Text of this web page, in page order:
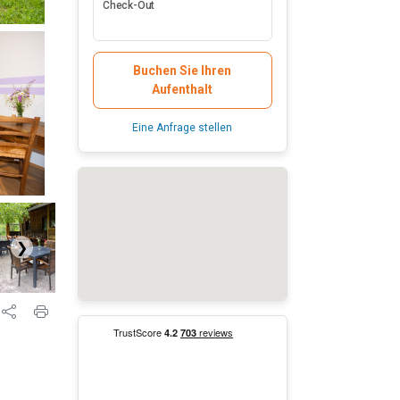
❯
Check-Out
Buchen Sie Ihren
Aufenthalt
Eine Anfrage stellen